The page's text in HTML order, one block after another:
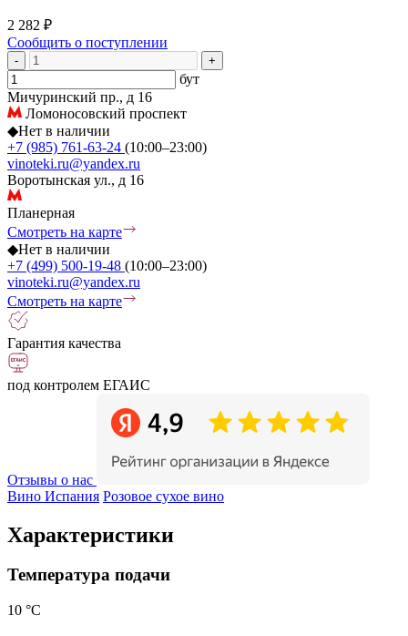
2 282 ₽
Сообщить о поступлении
- +
бут
Мичуринский пр., д 16
Ломоносовский проспект
◆Нет в наличии
+7 (985) 761-63-24 (10:00–23:00)
vinoteki.ru@yandex.ru
Воротынская ул., д 16
Планерная
Смотреть на карте
◆Нет в наличии
+7 (499) 500-19-48 (10:00–23:00)
vinoteki.ru@yandex.ru
Смотреть на карте
Гарантия качества
под контролем ЕГАИС
Отзывы о нас
Вино Испания Розовое сухое вино
Характеристики
Температура подачи
10 °С